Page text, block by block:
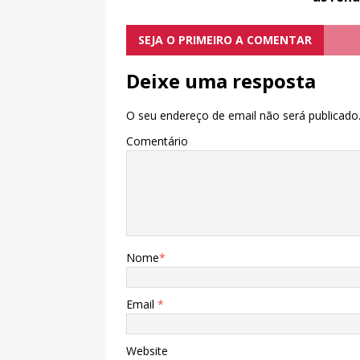
SEJA O PRIMEIRO A COMENTAR
Deixe uma resposta
O seu endereço de email não será publicado.
Comentário
Nome*
Email *
Website